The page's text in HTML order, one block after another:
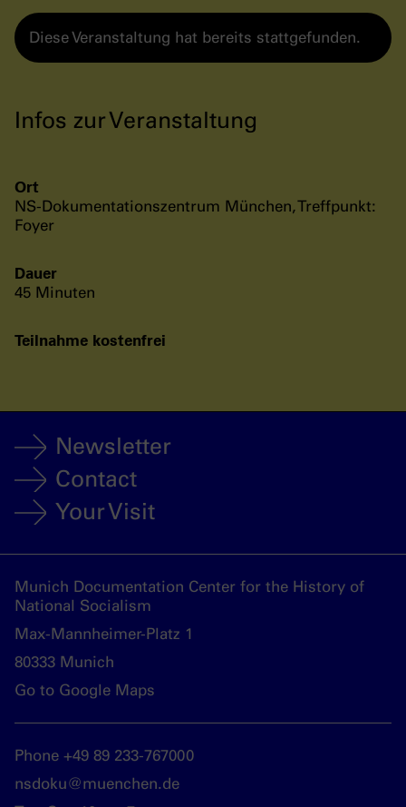
Diese Veranstaltung hat bereits stattgefunden.
Infos zur Veranstaltung
Ort
NS-Dokumentationszentrum München, Treffpunkt:
Foyer
Dauer
45 Minuten
Teilnahme kostenfrei
Newsletter
Contact
Your Visit
Munich Documentation Center for the History of
National Socialism
Max-Mannheimer-Platz 1
80333 Munich
Go to Google Maps
Phone +49 89 233-767000
nsdoku@muenchen.de